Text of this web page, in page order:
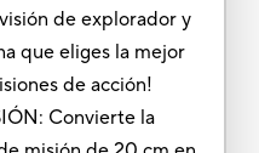
de explorador y
que eliges la mejor
de acción!
Convierte la